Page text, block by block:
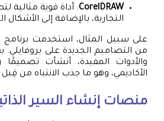
CorelDRAW: أداة قوية مثالية
التجارية، بالإضافة إلى الأشكال
من التصاميم الجديدة على بروفايلي.
والأدوات المفيدة، أنشأت تصميمًا
الأكاديمي، وهو ما جذب الانتباه من قِبل
منصات إنشاء السير